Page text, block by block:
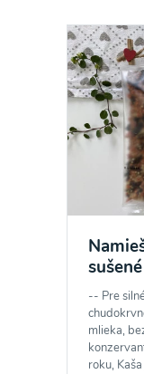
-- Pre
mlieka,
roku,